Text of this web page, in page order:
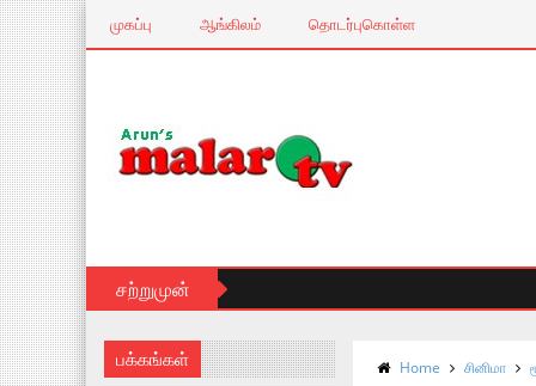
முகப்பு ஆங்கிலம் தொடர்புகொள்ள
சற்றுமுன்
பக்கங்கள் Home சினிமா